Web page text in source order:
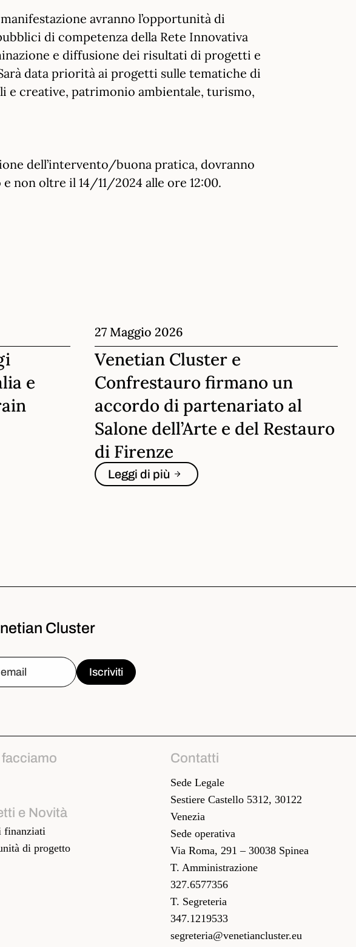
avranno l’opportunità di
di competenza della Rete Innovativa
e diffusione dei risultati di progetti e
data priorità ai progetti sulle tematiche di
e creative, patrimonio ambientale, turismo,
dell’intervento/buona pratica, dovranno
non oltre il 14/11/2024 alle ore 12:00.
e
27 Maggio 2026
Venetian Cluster e
Confrestauro firmano un
accordo di partenariato al
Salone dell’Arte e del Restauro
di Firenze
Leggi di più
Cluster
e Novità
finanziati
di progetto
Contatti
Sede Legale
Sestiere Castello 5312, 30122
Venezia
Sede operativa
Via Roma, 291 – 30038 Spinea
T. Amministrazione
327.6577356
T. Segreteria
347.1219533
segreteria@venetiancluster.eu